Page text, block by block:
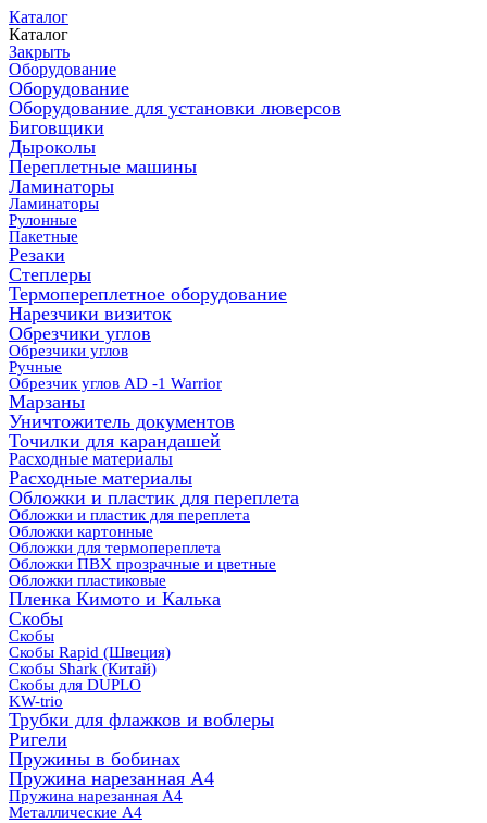
Каталог
Каталог
Закрыть
Оборудование
Оборудование
Оборудование для установки люверсов
Биговщики
Дыроколы
Переплетные машины
Ламинаторы
Ламинаторы
Рулонные
Пакетные
Резаки
Степлеры
Термопереплетное оборудование
Нарезчики визиток
Обрезчики углов
Обрезчики углов
Ручные
Обрезчик углов AD -1 Warrior
Марзаны
Уничтожитель документов
Точилки для карандашей
Расходные материалы
Расходные материалы
Обложки и пластик для переплета
Обложки и пластик для переплета
Обложки картонные
Обложки для термопереплета
Обложки ПВХ прозрачные и цветные
Обложки пластиковые
Пленка Кимото и Калька
Скобы
Скобы
Скобы Rapid (Швеция)
Скобы Shark (Китай)
Скобы для DUPLO
KW-trio
Трубки для флажков и воблеры
Ригели
Пружины в бобинах
Пружина нарезанная А4
Пружина нарезанная А4
Металлические А4